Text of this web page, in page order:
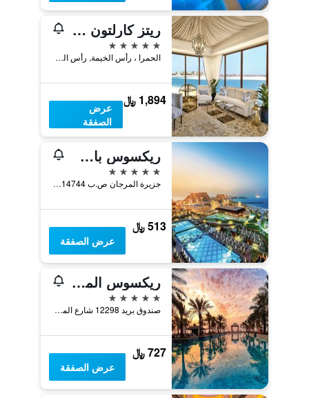
ريتز كارلتون رأس الخيمة,شاطئ الحمرا
5 نجوم
الحمرا ، رأس الخيمة, رأس الخيمة, الامارات العربية المتحدة
1,894 ﷼
عرض
الصفقة
ريكسوس باب البحر
5 نجوم
جزيرة المرجان ص.ب 14744, رأس الخيمة, الامارات العربية المتحدة
513 ﷼
عرض الصفقة
ريكسوس المعيريض رأس الخيمة - ألترا شامل كلياً
5 نجوم
صندوق بريد 12298 شارع المعارض, رأس الخيمة, الامارات العربية المتحدة
727 ﷼
عرض الصفقة